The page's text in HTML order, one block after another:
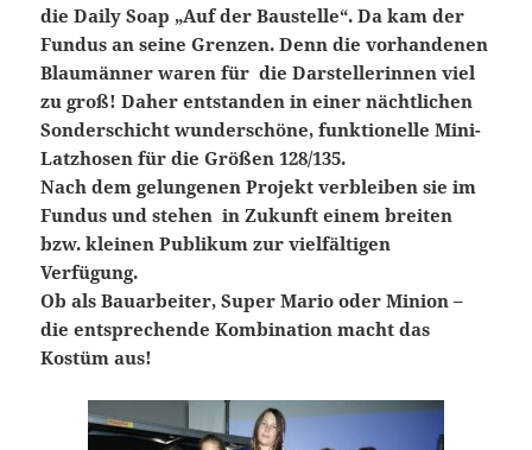
die Daily Soap „Auf der Baustelle“. Da kam der
Fundus an seine Grenzen. Denn die vorhandenen
Blaumänner waren für die Darstellerinnen viel
zu groß! Daher entstanden in einer nächtlichen
Sonderschicht wunderschöne, funktionelle Mini-
Latzhosen für die Größen 128/135.
Nach dem gelungenen Projekt verbleiben sie im
Fundus und stehen in Zukunft einem breiten
bzw. kleinen Publikum zur vielfältigen
Verfügung.
Ob als Bauarbeiter, Super Mario oder Minion –
die entsprechende Kombination macht das
Kostüm aus!